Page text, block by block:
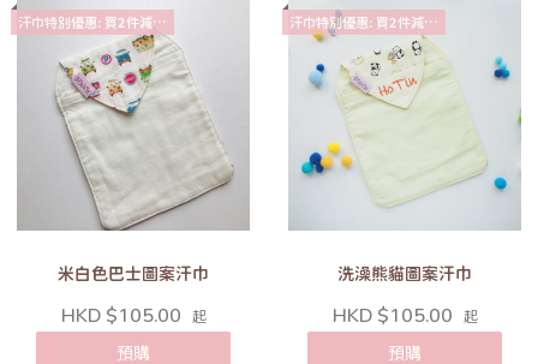
汗巾特別優惠: 買2件減$10
米白色巴士圖案汗巾
HKD $105.00 起
預購
汗巾特別優惠: 買2件減$10
洗澡熊貓圖案汗巾
HKD $105.00 起
預購